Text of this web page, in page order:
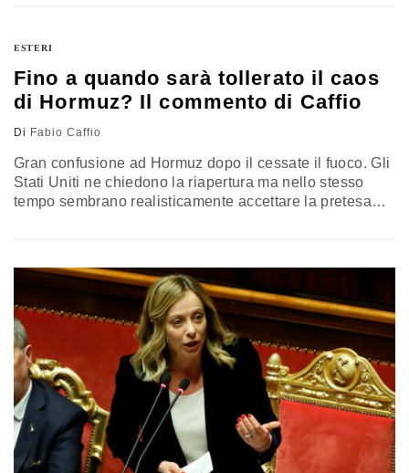
– in assenza di una risoluzione Onu – un impegno
regionali
ESTERI
Fino a quando sarà tollerato il caos
di Hormuz? Il commento di Caffio
Di Fabio Caffio
Gran confusione ad Hormuz dopo il cessate il fuoco. Gli
Stati Uniti ne chiedono la riapertura ma nello stesso
tempo sembrano realisticamente accettare la pretesa
passaggio. Le acque omanite sono minate ma Muscat
tace. I volenterosi pianificano con calma le loro future
attività di naval-peacekeeping nello stretto. La libertà di
navigazione è comunque ancora principio non
negoziabile. Scrive l’ammiraglio Fabio Caffio